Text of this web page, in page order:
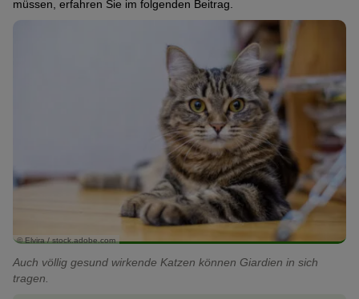
müssen, erfahren Sie im folgenden Beitrag.
© Elvira / stock.adobe.com
Auch völlig gesund wirkende Katzen können Giardien in sich
tragen.